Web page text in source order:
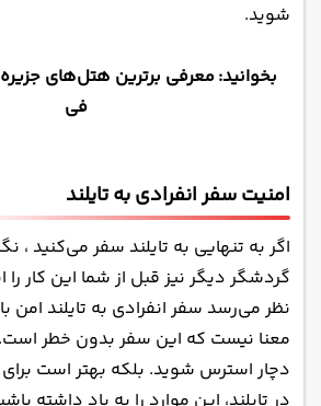
شوید.
بخوانید:معرفی برترین هتل‌های
فی
امنیت سفر انفرادی به تایلند
اگر به تنهایی به تایلند سفر می‌کنید ،
گردشگر دیگر نیز قبل از شما این کار را
نظر می‌رسد سفر انفرادی به تایلندامن
معنا نیست که این سفر بدون خطر است.
دچار استرس شوید. بلکه بهتر است برای